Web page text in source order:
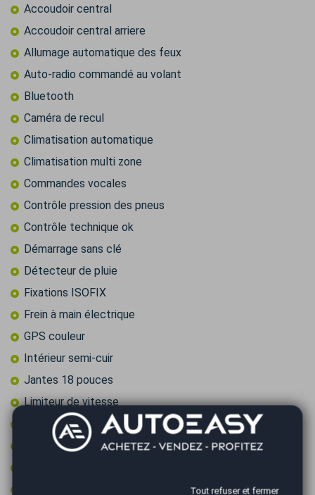
Accoudoir central
Accoudoir central arriere
Allumage automatique des feux
Auto-radio commandé au volant
Bluetooth
Caméra de recul
Climatisation automatique
Climatisation multi zone
Commandes vocales
Contrôle pression des pneus
Contrôle technique ok
Démarrage sans clé
Détecteur de pluie
Fixations ISOFIX
Frein à main électrique
GPS couleur
Intérieur semi-cuir
Jantes 18 pouces
Limiteur de vitesse
Ordinateur de bord
Palettes au volant
Tout refuser et fermer